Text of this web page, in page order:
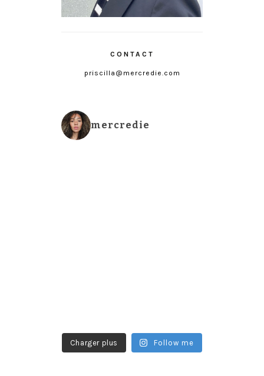
CONTACT
priscilla@mercredie.com
mercredie
Charger plus Follow me